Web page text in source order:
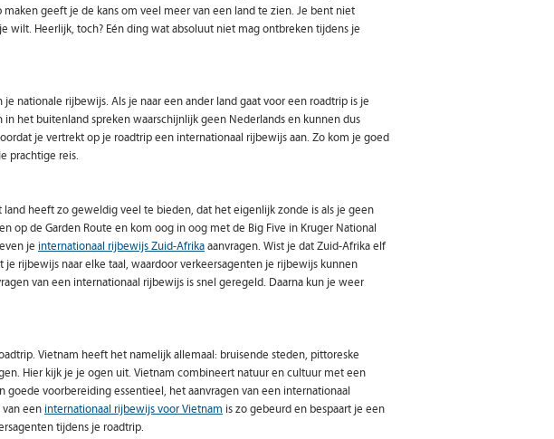
geeft je de kans om veel meer van een land te zien. Je bent niet
wilt. Heerlijk, toch? Eén ding wat absoluut niet mag ontbreken tijdens je
nationale rijbewijs. Als je naar een ander land gaat voor een roadtrip is je
het buitenland spreken waarschijnlijk geen Nederlands en kunnen dus
je vertrekt op je roadtrip een internationaal rijbewijs aan. Zo kom je goed
prachtige reis.
heeft zo geweldig veel te bieden, dat het eigenlijk zonde is als je geen
op de Garden Route en kom oog in oog met de Big Five in Kruger National
je internationaal rijbewijs Zuid-Afrikaaanvragen. Wist je dat Zuid-Afrika elf
rijbewijs naar elke taal, waardoor verkeersagenten je rijbewijs kunnen
van een internationaal rijbewijs is snel geregeld. Daarna kun je weer
Vietnam heeft het namelijk allemaal: bruisende steden, pittoreske
Hier kijk je je ogen uit. Vietnam combineert natuur en cultuur met een
goede voorbereiding essentieel, het aanvragen van een internationaal
een internationaal rijbewijs voor Vietnam is zo gebeurd en bespaart je een
tijdens je roadtrip.